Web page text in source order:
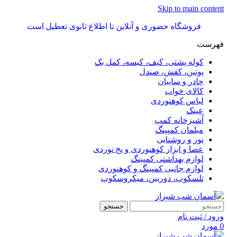
Skip to main content
فروشگاه حضوری و آنلاین تا اطلاع ثانوی تعطیل است
فهرست
کوله پشتی، کیف، کیسه، کمل بک
پوتین، کفش، صندل
چادر و سایبان
کالای خواب
لباس کوهنوردی
عینک
آشپزخانه کمپ
مبلمان کمپینگ
نور و روشنایی
عصا و ابزار کوهنوردی و یخ نوردی
لوازم بهداشتی کمپینگ
لوازم جانبی کمپینگ و کوهنوردی
تلسکوپ، دوربین، میکروسکوپ
جستجو
ورود / ثبت نام
0 مورد